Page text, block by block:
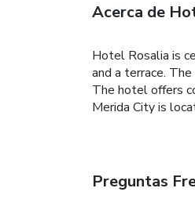
Acerca de
Hotel Rosalia is
and a terrace.
The hotel offers
Merida City is
Preguntas